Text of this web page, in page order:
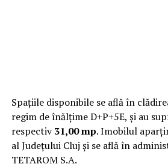
Spațiile disponibile se află în
regim de înălțime D+P+5E, și au
respectiv31,00 mp. Imobilul
al Județului Cluj și se află în
TETAROM S.A.